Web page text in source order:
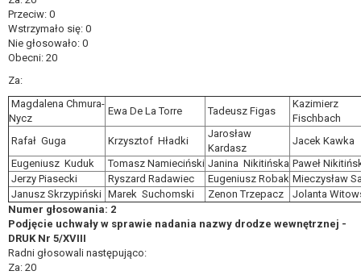
Przeciw: 0
Wstrzymało się: 0
Nie głosowało: 0
Obecni: 20
Za:
Magdalena Chmura-
Nycz
Ewa De La Torre Tadeusz Figas
Kazimierz
Fischbach
Rafał Guga
Krzysztof Hładki
Jarosław
Kardasz
Jacek Kawka
Eugeniusz Kuduk
Tomasz Namieciński Janina Nikitińska Paweł
Jerzy Piasecki
Ryszard Radawiec Eugeniusz Robak Mieczysław
Janusz Skrzypiński Marek Suchomski Zenon Trzepacz
Jolanta
Numer głosowania: 2
Podjęcie uchwały w sprawie nadania nazwy drodze wewnętrznej -
DRUK Nr 5/XVIII
Radni głosowali następująco:
Za: 20
W przypadku gdy przetwarzanie danych osobowych
Pani/Panu prawo do cofnięcia tej zgody w dowolnym
momencie. Cofnięcie to nie ma wpływu na zgodność
przetwarzania, którego dokonano na podstawie zgody
przed jej cofnięciem.
Przysługuje Pani/Panu prawo wniesienia skargi do
organu nadzorczego na niezgodne z prawem
przetwarzanie Pani/Pana danych osobowych przez
administratora.
Organem właściwym do wniesienia skargi jest Prezes
Urzędu Ochrony Danych Osobowych.